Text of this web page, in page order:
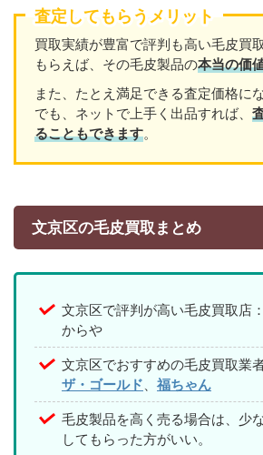
査定してもらうメリット
買取実績が豊富で評判も高い毛皮買
もらえば、その毛皮製品の本当の価
また、たとえ満足できる査定価格に
でも、ネットで上手く出品すれば、
ることもできます。
文京区の毛皮買取まとめ
文京区で評判が高い毛皮買取店
からや
文京区でおすすめの毛皮買取業
ザ・ゴールド
福ちゃん
毛皮製品を高く売る場合は、少
してもらった方がいい。